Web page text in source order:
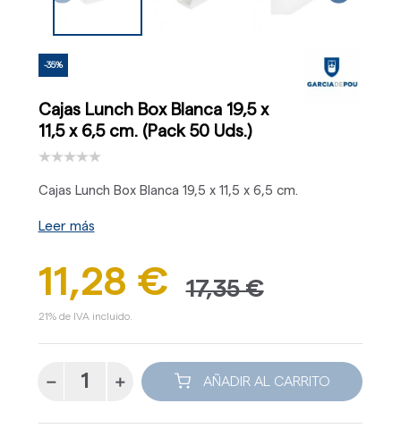
-35%
Cajas Lunch Box Blanca 19,5 x
11,5 x 6,5 cm. (Pack 50 Uds.)
Cajas Lunch Box Blanca 19,5 x 11,5 x 6,5 cm.
Leer más
11,28 € 17,35 €
21% de IVA incluido.
AÑADIR AL CARRITO